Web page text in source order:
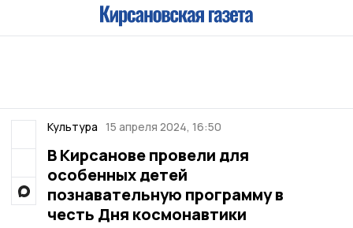
Культура 15 апреля 2024, 16:50
В Кирсанове провели для
особенных детей
познавательную программу в
честь Дня космонавтики